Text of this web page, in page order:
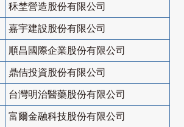
秝埜營造股份有限公司
嘉宇建設股份有限公司
順昌國際企業股份有限公司
鼎佶投資股份有限公司
台灣明治醫藥股份有限公司
富爾金融科技股份有限公司